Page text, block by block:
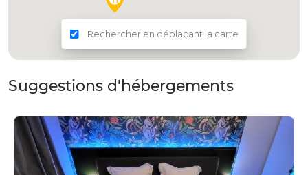
Rechercher en déplaçant la carte
Suggestions d'hébergements